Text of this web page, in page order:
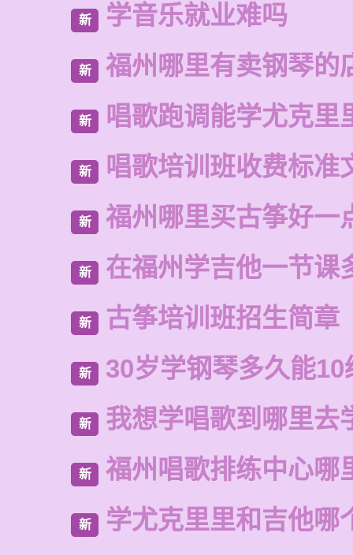
新 学音乐就业难吗
新 福州哪里有卖钢琴的
新 唱歌跑调能学尤克里
新 唱歌培训班收费标准
新 福州哪里买古筝好一
新 在福州学吉他一节课
新 古筝培训班招生简章
新 30岁学钢琴多久能10
新 我想学唱歌到哪里去
新 福州唱歌排练中心哪
新 学尤克里里和吉他哪